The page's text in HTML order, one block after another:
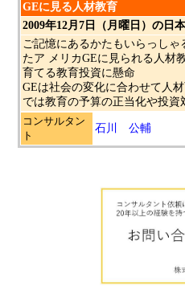
GEに見る人材教育
2009年12月7日（月曜日）の日
ご記憶にあるかたもいらっし
たア メリカGEに見られる
育てる教育投資に
GEは社会の変化に合わ
では教育の予算の正当化や投
コンサルタン
ト
石川 公輔